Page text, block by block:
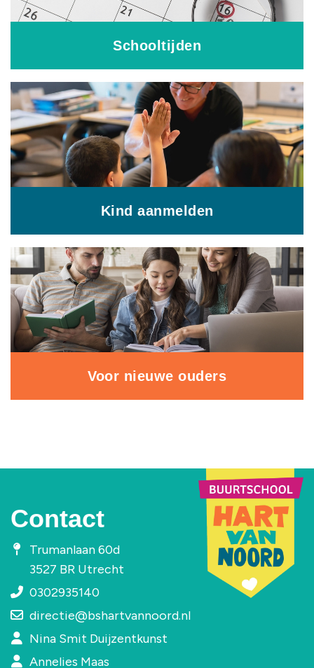
Schooltijden
Kind aanmelden
Voor nieuwe ouders
Contact
Trumanlaan 60d
3527 BR Utrecht
0302935140
directie@bshartvannoord.nl
Nina Smit Duijzentkunst
Annelies Maas